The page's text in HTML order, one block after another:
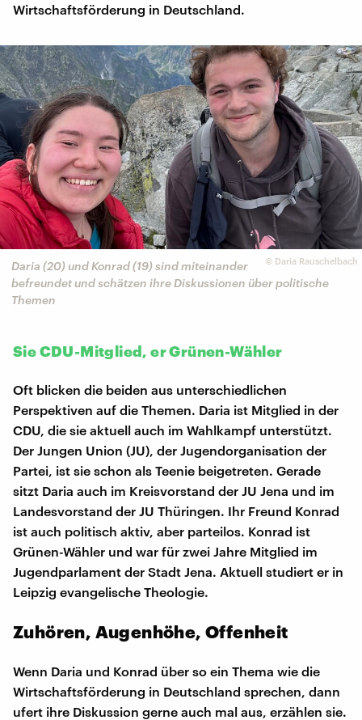
Wirtschaftsförderung in Deutschland.
© Daria Rauschelbach
Daria (20) und Konrad (19) sind miteinander
befreundet und schätzen ihre Diskussionen über politische
Themen
Sie CDU-Mitglied, er Grünen-Wähler
Oft blicken die beiden aus unterschiedlichen
Perspektiven auf die Themen. Daria ist Mitglied in der
CDU, die sie aktuell auch im Wahlkampf unterstützt.
Der Jungen Union (JU), der Jugendorganisation der
Partei, ist sie schon als Teenie beigetreten. Gerade
sitzt Daria auch im Kreisvorstand der JU Jena und im
Landesvorstand der JU Thüringen. Ihr Freund Konrad
ist auch politisch aktiv, aber parteilos. Konrad ist
Grünen-Wähler und war für zwei Jahre Mitglied im
Jugendparlament der Stadt Jena. Aktuell studiert er in
Leipzig evangelische Theologie.
Zuhören, Augenhöhe, Offenheit
Wenn Daria und Konrad über so ein Thema wie die
Wirtschaftsförderung in Deutschland sprechen, dann
ufert ihre Diskussion gerne auch mal aus, erzählen sie.